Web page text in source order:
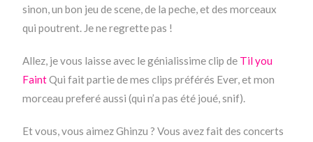
sinon, un bon jeu de scene, de la peche, et des morceaux
qui poutrent. Je ne regrette pas !
Allez, je vous laisse avec le génialissime clip de Til you
FaintQui fait partie de mes clips préférés Ever, et mon
morceau preferé aussi (qui n’a pas été joué, snif).
Et vous, vous aimez Ghinzu ? Vous avez fait des concerts